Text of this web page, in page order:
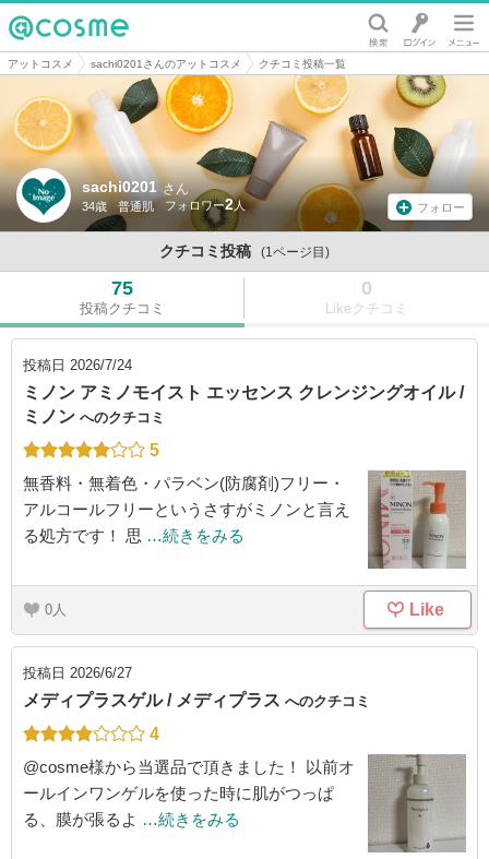
@cosme
アットコスメ sachi0201さんのアットコスメ クチコミ投稿一覧
sachi0201 さん
34歳 普通肌 2 フォロー
クチコミ投稿 (1ページ目)
75
投稿クチコミ
0
Likeクチコミ
投稿日 2026/7/24
ミノン アミノモイスト エッセンス クレンジングオイル /
ミノン へのクチコミ
5
無香料・無着色・パラベン(防腐剤)フリー・
アルコールフリーというさすがミノンと言え
る処方です！ 思 …続きをみる
0 Like
投稿日 2026/6/27
メディプラスゲル / メディプラス へのクチコミ
4
@cosme様から当選品で頂きました！ 以前オ
ールインワンゲルを使った時に肌がつっぱ
る、膜が張るよ …続きをみる